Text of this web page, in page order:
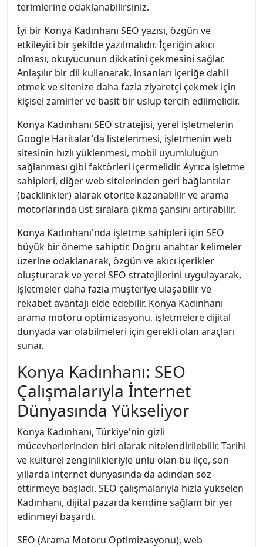
terimlerine odaklanabilirsiniz.
İyi bir Konya Kadınhanı SEO yazısı, özgün ve
etkileyici bir şekilde yazılmalıdır. İçeriğin akıcı
olması, okuyucunun dikkatini çekmesini sağlar.
Anlaşılır bir dil kullanarak, insanları içeriğe dahil
etmek ve sitenize daha fazla ziyaretçi çekmek için
kişisel zamirler ve basit bir üslup tercih edilmelidir.
Konya Kadınhanı SEO stratejisi, yerel işletmelerin
Google Haritalar'da listelenmesi, işletmenin web
sitesinin hızlı yüklenmesi, mobil uyumluluğun
sağlanması gibi faktörleri içermelidir. Ayrıca işletme
sahipleri, diğer web sitelerinden geri bağlantılar
(backlinkler) alarak otorite kazanabilir ve arama
motorlarında üst sıralara çıkma şansını artırabilir.
Konya Kadınhanı'nda işletme sahipleri için SEO
büyük bir öneme sahiptir. Doğru anahtar kelimeler
üzerine odaklanarak, özgün ve akıcı içerikler
oluşturarak ve yerel SEO stratejilerini uygulayarak,
işletmeler daha fazla müşteriye ulaşabilir ve
rekabet avantajı elde edebilir. Konya Kadınhanı
arama motoru optimizasyonu, işletmelere dijital
dünyada var olabilmeleri için gerekli olan araçları
sunar.
Konya Kadınhanı: SEO
Çalışmalarıyla İnternet
Dünyasında Yükseliyor
Konya Kadınhanı, Türkiye'nin gizli
mücevherlerinden biri olarak nitelendirilebilir. Tarihi
ve kültürel zenginlikleriyle ünlü olan bu ilçe, son
yıllarda internet dünyasında da adından söz
ettirmeye başladı. SEO çalışmalarıyla hızla yükselen
Kadınhanı, dijital pazarda kendine sağlam bir yer
edinmeyi başardı.
SEO (Arama Motoru Optimizasyonu), web